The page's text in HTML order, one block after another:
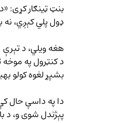
ډول پلي کېږي،
هغه ويلي، د تېرې
د کنټرول په موخه
بشپړ لغوه کولو
پېژندل شوی و، د